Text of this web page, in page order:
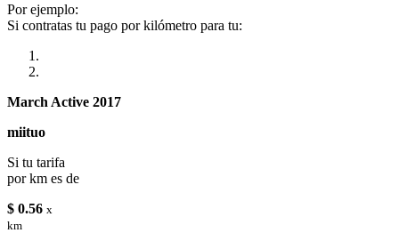
Por ejemplo:
Si contratas tu pago por kilómetro para tu:
March Active 2017
miituo
Si tu tarifa
por km es de
$ 0.56 x
km